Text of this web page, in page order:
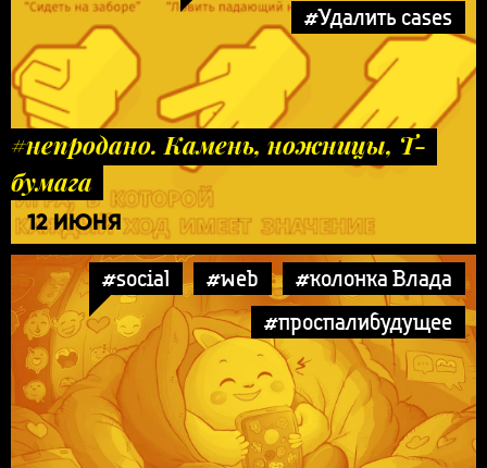
#Удалить cases
#непродано. Камень, ножницы, Т-
бумага
12 ИЮНЯ
#social #web
#колонка Влада
#проспалибудущее